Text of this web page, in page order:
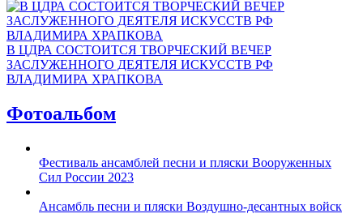
В ЦДРА СОСТОИТСЯ ТВОРЧЕСКИЙ ВЕЧЕР
ЗАСЛУЖЕННОГО ДЕЯТЕЛЯ ИСКУССТВ РФ
ВЛАДИМИРА ХРАПКОВА
Фотоальбом
Фестиваль ансамблей песни и пляски Вооруженных
Сил России 2023
Ансамбль песни и пляски Воздушно-десантных войск